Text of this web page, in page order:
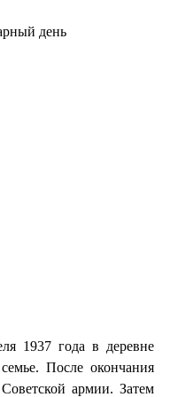
день
1937 года в деревне
После окончания
армии. Затем